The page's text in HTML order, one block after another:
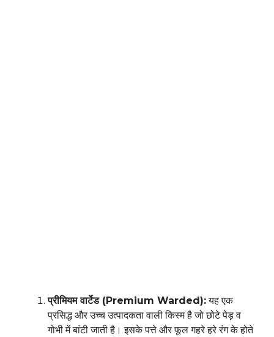
प्रीमियम वार्टेड (Premium Warded):यह एक
प्रसिद्ध और उच्च उत्पादकता वाली किस्म है जो छोटे पेड़ व
गोभी में बांटी जाती है। इसके पत्ते और फूल गहरे हरे रंग के होते